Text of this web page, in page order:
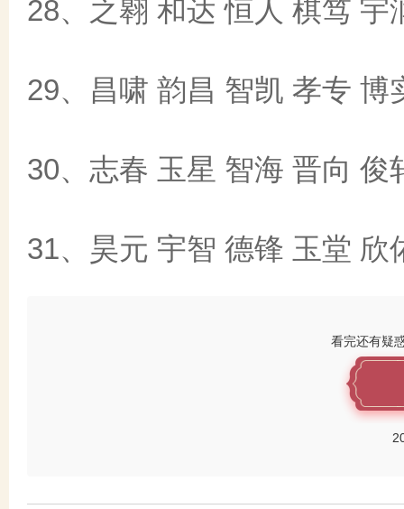
28、之翱 和达 恒人 棋笃 宇
29、昌啸 韵昌 智凯 孝专 博
30、志春 玉星 智海 晋向 俊
31、昊元 宇智 德锋 玉堂 欣
看完还有疑